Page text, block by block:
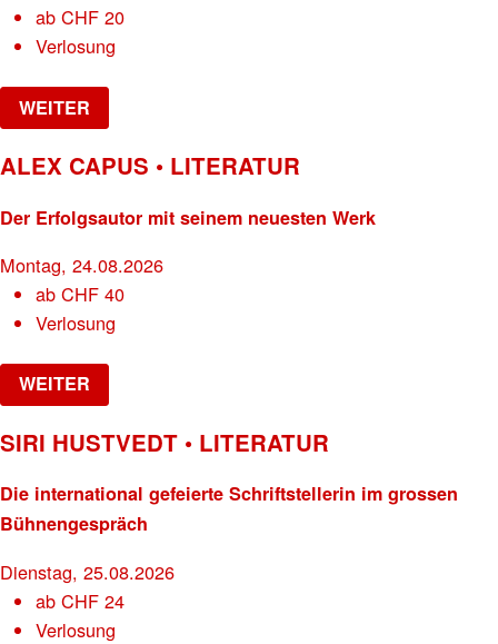
abCHF 20
Verlosung
WEITER
ALEX CAPUS • LITERATUR
Der Erfolgsautor mit seinem neuesten Werk
Montag, 24.08.2026
abCHF 40
Verlosung
WEITER
SIRI HUSTVEDT • LITERATUR
Die international gefeierte Schriftstellerin im grossen
Bühnengespräch
Dienstag, 25.08.2026
abCHF 24
Verlosung